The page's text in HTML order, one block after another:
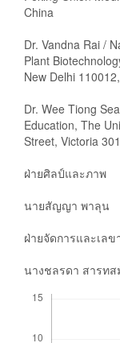
China
Dr. Vandna Rai /
Plant
New Delhi
Dr. Wee Tiong
Education, The
Street, Victoria
ฝ่ายศิลป์และภาพ
นายสัญญา พาลุน
ฝ่ายจัดการและเลข
นางชลรดา สารทส